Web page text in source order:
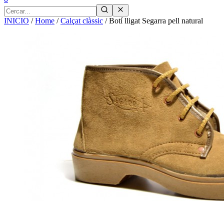
INICIO /Home /Calçat clàssic /Botí lligat Segarra pell natural